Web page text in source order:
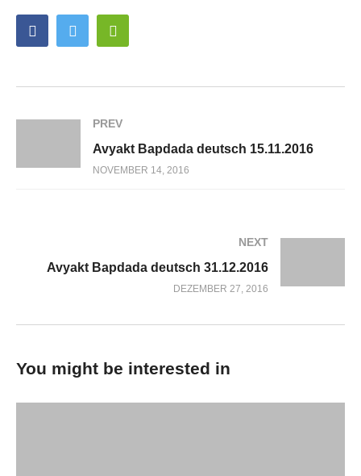
PREV
Avyakt Bapdada deutsch 15.11.2016
NOVEMBER 14, 2016
NEXT
Avyakt Bapdada deutsch 31.12.2016
DEZEMBER 27, 2016
You might be interested in